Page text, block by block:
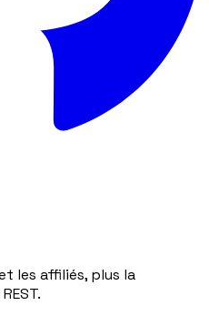
les affiliés, plus la